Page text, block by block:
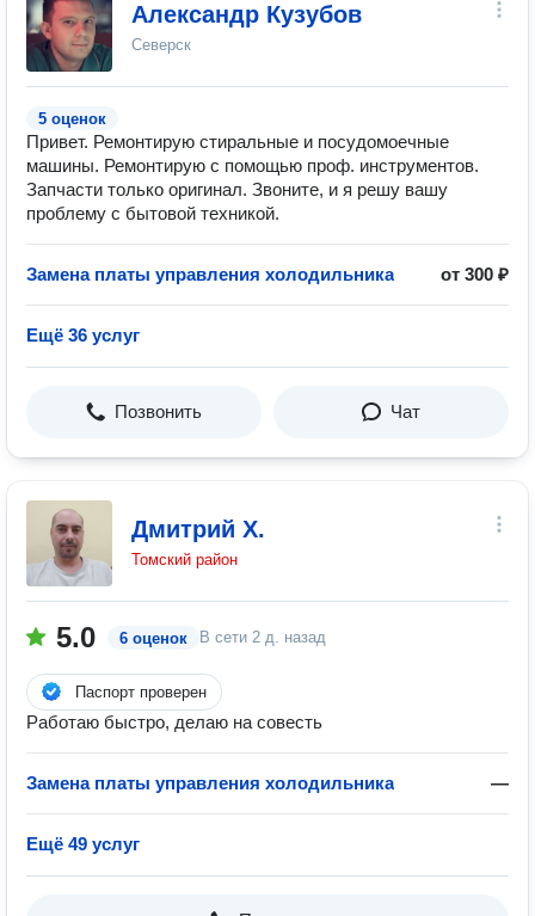
Александр Кузубов
Северск
5 оценок
Привет. Ремонтирую стиральные и посудомоечные
машины. Ремонтирую с помощью проф. инструментов.
Запчасти только оригинал. Звоните, и я решу вашу
проблему с бытовой техникой.
Замена платы управления холодильника от 300 ₽
Ещё 36 услуг
Позвонить Чат
Дмитрий Х.
Томский район
5.0 6 оценок В сети 2 д. назад
Паспорт проверен
Работаю быстро, делаю на совесть
Замена платы управления холодильника —
Ещё 49 услуг